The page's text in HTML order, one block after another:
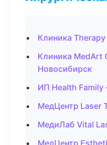
Клиника
Клиника MedArt
Новосибирск
ИП Health Family
МедЦентр Laser
МедиЛаб Vital
МедЦентр